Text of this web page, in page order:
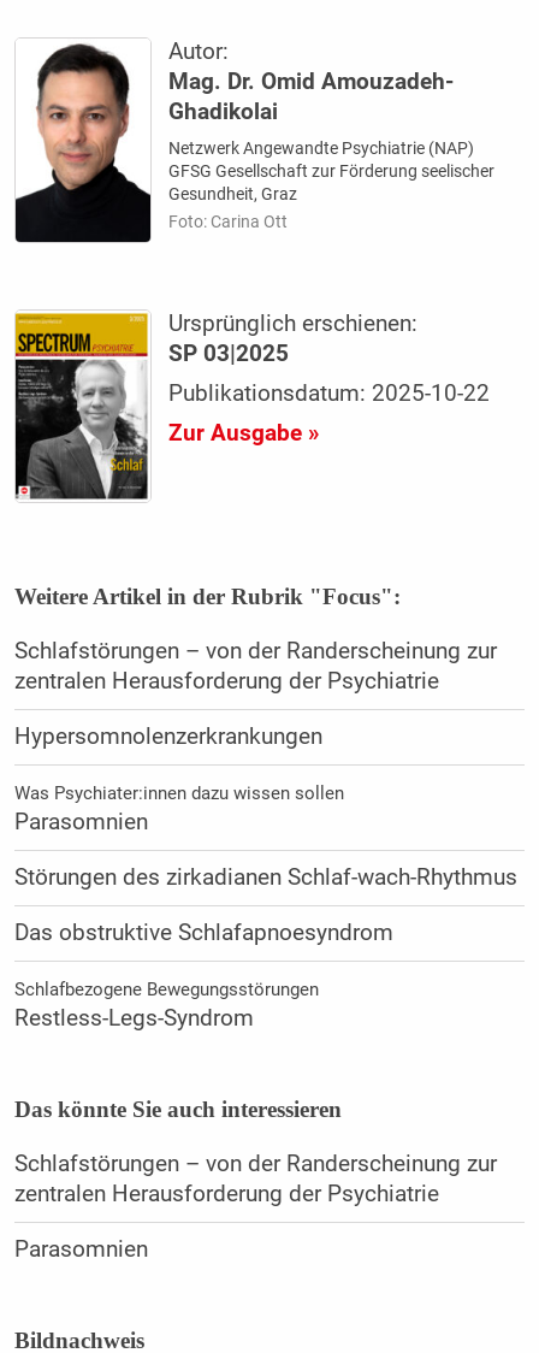
Autor:
Mag. Dr. Omid Amouzadeh-
Ghadikolai
Netzwerk Angewandte Psychiatrie (NAP)
GFSG Gesellschaft zur Förderung seelischer
Gesundheit, Graz
Foto: Carina Ott
Ursprünglich erschienen:
SP 03|2025
Publikationsdatum: 2025-10-22
Zur Ausgabe »
Weitere Artikel in der Rubrik "Focus":
Schlafstörungen – von der Randerscheinung zur
zentralen Herausforderung der Psychiatrie
Hypersomnolenzerkrankungen
Was Psychiater:innen dazu wissen sollen
Parasomnien
Störungen des zirkadianen Schlaf-wach-Rhythmus
Das obstruktive Schlafapnoesyndrom
Schlafbezogene Bewegungsstörungen
Restless-Legs-Syndrom
Das könnte Sie auch interessieren
Schlafstörungen – von der Randerscheinung zur
zentralen Herausforderung der Psychiatrie
Parasomnien
Bildnachweis